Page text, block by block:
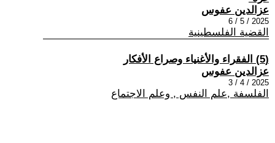
عزالدين عفوس
2025 / 5 / 6
القضية الفلسطينية
(5) الفقراء والأغنياء وصراع الأفكار
عزالدين عفوس
2025 / 4 / 3
الفلسفة ,علم النفس , وعلم الاجتماع